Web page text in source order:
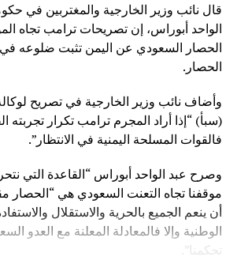
قال نائب وزير الخارجية والمغتربين في
الواحد أبوراس، إن تصريحات ترامب تجاه
الحصار السعودي عن اليمن تثبت ضلوعه في
الحصار.
وأضاف نائب وزير الخارجية في تصريح لوكالة
(سبأ) “إذا أراد المجرم ترامب تكرار تجربته
فالقوات المسلحة اليمنية في الانتظار”.
وصرح عبد الواحد أبوراس “القاعدة التي
موقفنا تجاه التعنت السعودي هي “الحصار
أن ينعم الجميع بالحرية والاستقلال
الوطنية وإلا فالمعادلة المعلنة مع العدو
تحكمنا”.